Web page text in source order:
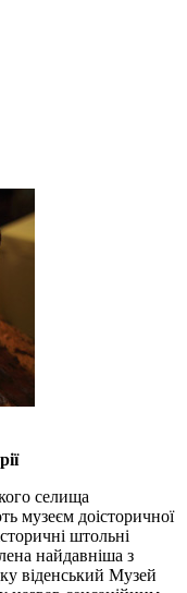
селища
музеєм доісторичної
штольні
найдавніша з
віденський Музей